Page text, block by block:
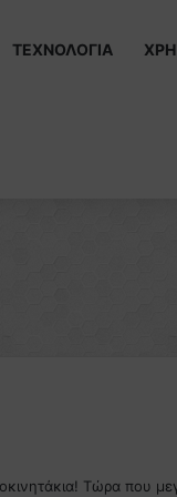
ΤΕΧΝΟΛΟΓΙΑ
Τώρα που